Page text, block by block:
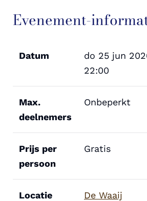
Evenement-
Datum do 25 jun
22:00
Max.
deelnemers
Onbeperkt
Prijs per
persoon
Gratis
Locatie De Waaij